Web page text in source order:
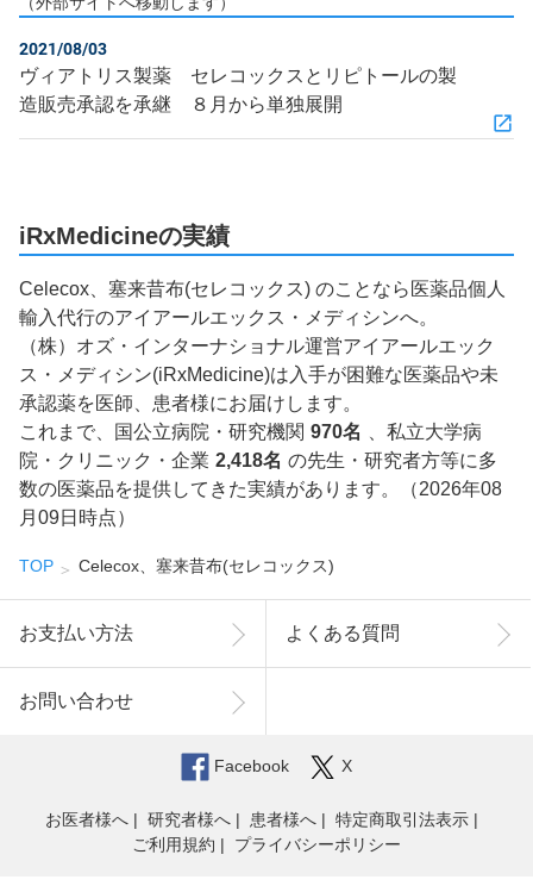
2021/08/03
ヴィアトリス製薬 セレコックスとリピトールの製
造販売承認を承継 ８月から単独展開
iRxMedicineの実績
Celecox、塞来昔布(セレコックス) のことなら医薬品個人
輸入代行のアイアールエックス・メディシンへ。
（株）オズ・インターナショナル運営アイアールエック
ス・メディシン(iRxMedicine)は入手が困難な医薬品や未
承認薬を医師、患者様にお届けします。
これまで、国公立病院・研究機関 970名
、私立大学病
院・クリニック・企業 2,418名 の先生・研究者方等に多
数の医薬品を提供してきた実績があります。（2026年08
月09日時点）
TOP Celecox、塞来昔布(セレコックス)
お支払い方法 よくある質問
お問い合わせ
Facebook X
お医者様へ 研究者様へ 患者様へ
特定商取引法表示
ご利用規約
プライバシーポリシー